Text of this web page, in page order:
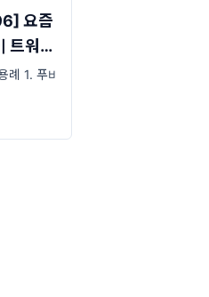
#밈뜻 (19)
요즘
트워드
1. 푸바